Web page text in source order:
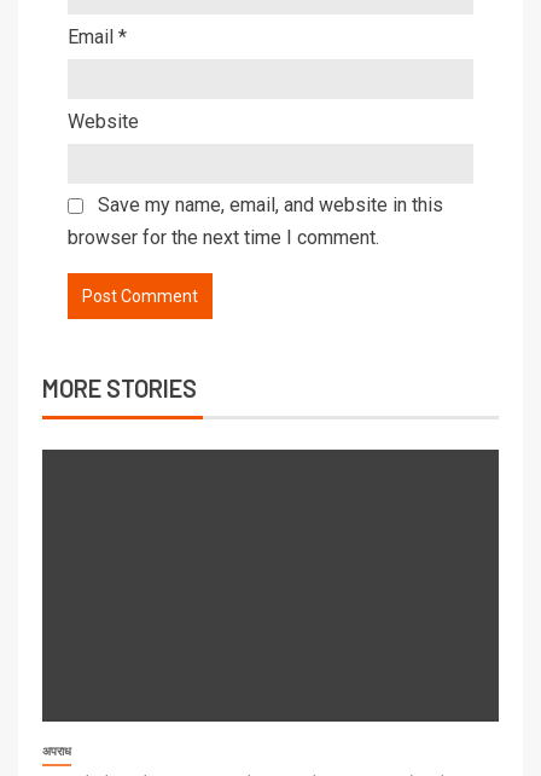
Email *
Website
Save my name, email, and website in this
browser for the next time I comment.
MORE STORIES
अपराध